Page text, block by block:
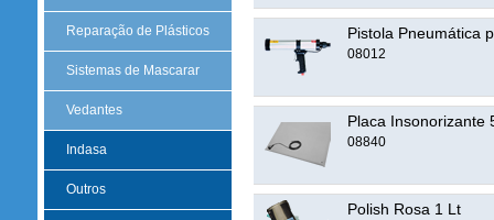
Reparação de Plásticos
Sistemas de Mascarar
Vedantes
Indasa
Outros
Pistola Pneumática
08012
Placa Insonorizante
08840
Polish Rosa 1 Lt